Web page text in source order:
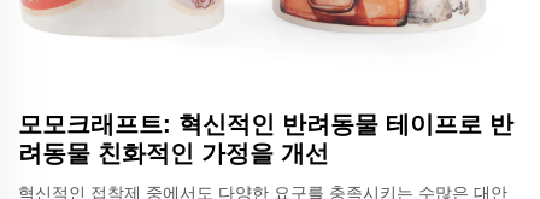
모모크래프트: 혁신적인 반려동물 테이프로 반
려동물 친화적인 가정을 개선
혁신적인 접착제 중에서도 다양한 요구를 충족시키는 수많은 대안